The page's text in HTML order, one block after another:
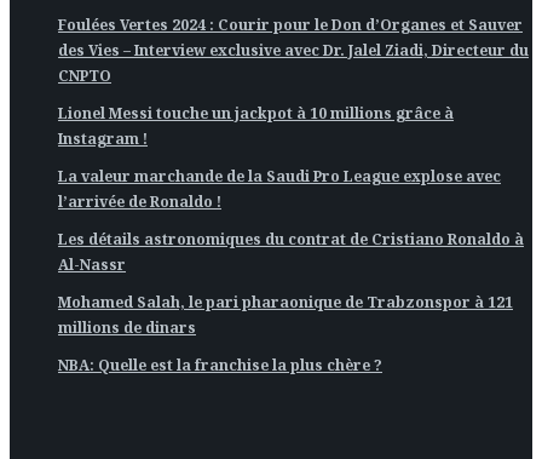
Foulées Vertes 2024 : Courir pour le Don d’Organes et Sauver
des Vies – Interview exclusive avec Dr. Jalel Ziadi, Directeur du
CNPTO
Lionel Messi touche un jackpot à 10 millions grâce à
Instagram !
La valeur marchande de la Saudi Pro League explose avec
l’arrivée de Ronaldo !
Les détails astronomiques du contrat de Cristiano Ronaldo à
Al-Nassr
Mohamed Salah, le pari pharaonique de Trabzonspor à 121
millions de dinars
NBA: Quelle est la franchise la plus chère ?